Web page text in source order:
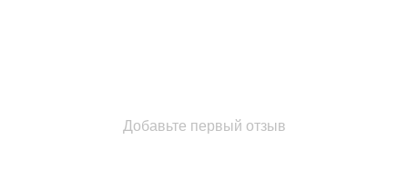
Добавьте первый отзыв